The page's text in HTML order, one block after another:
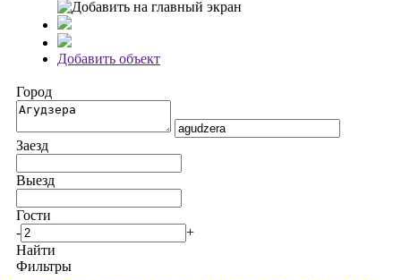
Добавить объект
Город
Заезд
Выезд
Гости
-
+
Найти
Фильтры